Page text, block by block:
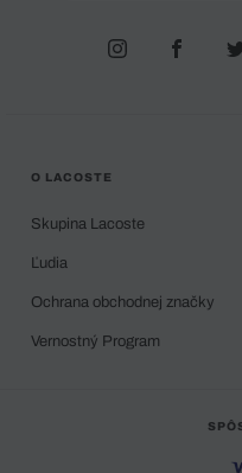
O LACOSTE
Skupina Lacoste
Ľudia
Ochrana obchodnej značky
Vernostný Program